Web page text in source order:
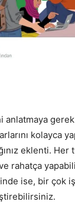
anlatmaya
kolayca
eklenti.
rahatça
ise, bir çok